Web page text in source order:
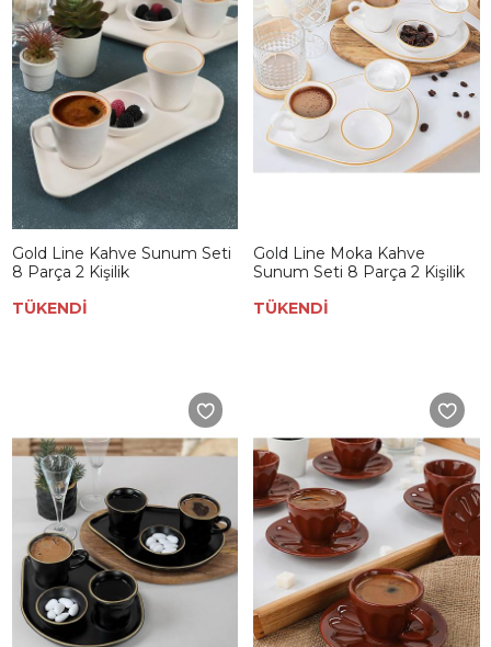
Gold Line Kahve Sunum Seti
8 Parça 2 Kişilik
TÜKENDİ
Gold Line Moka Kahve
Sunum Seti 8 Parça 2 Kişilik
TÜKENDİ